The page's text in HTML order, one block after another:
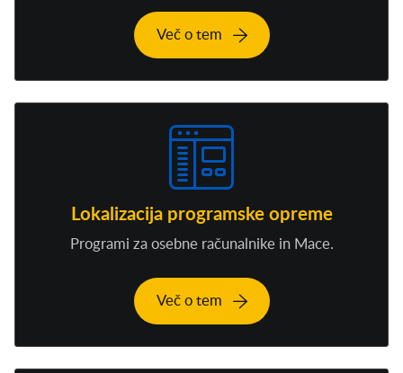
Več o tem
Lokalizacija programske opreme
Programi za osebne računalnike in Mace.
Več o tem